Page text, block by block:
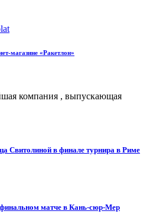
магазине «Ракетлон»
компания , выпускающая
Свитолиной в финале турнира в Риме
финальном матче в Кань-сюр-Мер